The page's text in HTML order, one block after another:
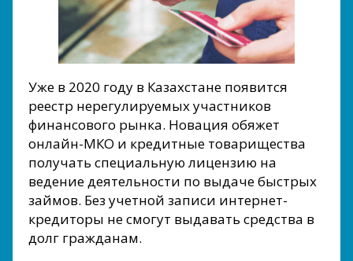
Уже в 2020 году в Казахстане появится
реестр нерегулируемых участников
финансового рынка. Новация обяжет
онлайн-МКО и кредитные товарищества
получать специальную лицензию на
ведение деятельности по выдаче быстрых
займов. Без учетной записи интернет-
кредиторы не смогут выдавать средства в
долг гражданам.